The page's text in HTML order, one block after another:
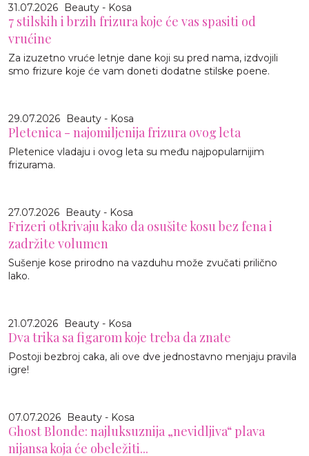
31.07.2026 Beauty - Kosa
7 stilskih i brzih frizura koje će vas spasiti od
vrućine
Za izuzetno vruće letnje dane koji su pred nama, izdvojili
smo frizure koje će vam doneti dodatne stilske poene.
29.07.2026 Beauty - Kosa
Pletenica - najomiljenija frizura ovog leta
Pletenice vladaju i ovog leta su među najpopularnijim
frizurama.
27.07.2026 Beauty - Kosa
Frizeri otkrivaju kako da osušite kosu bez fena i
zadržite volumen
Sušenje kose prirodno na vazduhu može zvučati prilično
lako.
21.07.2026 Beauty - Kosa
Dva trika sa figarom koje treba da znate
Postoji bezbroj caka, ali ove dve jednostavno menjaju pravila
igre!
07.07.2026 Beauty - Kosa
Ghost Blonde: najluksuznija „nevidljiva“ plava
nijansa koja će obeležiti...